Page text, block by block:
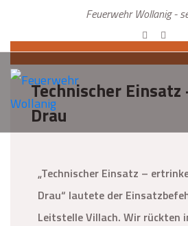
Feuerwehr Wollanig -
Technischer
Drau
„Technischer Einsatz –
Drau“ lautete der
Leitstelle Villach. Wir rückten